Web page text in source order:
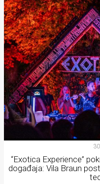
“Exotica Experience”
događaja: Vila Braun